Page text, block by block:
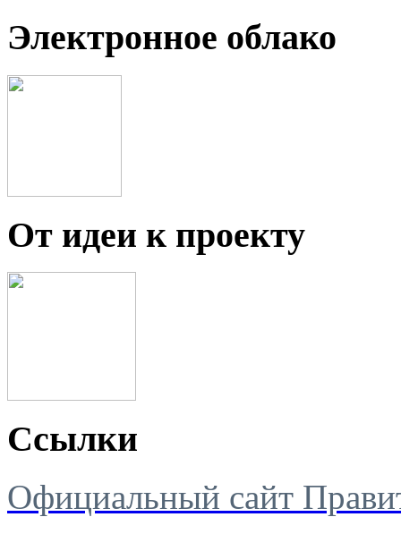
Электронное облако
От идеи к проекту
Ссылки
Официальный сайт